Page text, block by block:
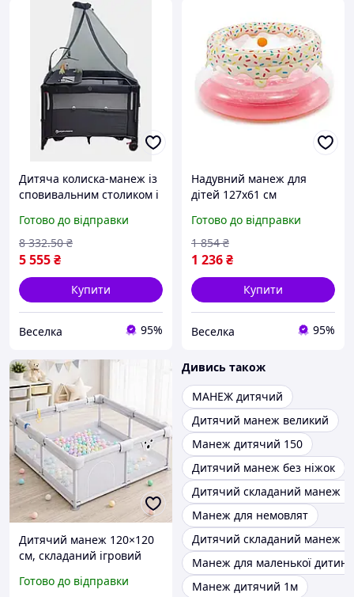
Дитяча колиска-манеж із
сповивальним столиком і
та ігор до 3 років FLAME
Готово до відправки
5 555₴
8 332.50 ₴
Купити
Веселка 95%
Надувний манеж для
дітей 127х61 см
простір для малюків із
прозорими стінками
FLAME
Готово до відправки
1 236₴
1 854 ₴
Купити
Веселка 95%
Дитячий манеж 120×120
см, складаний ігровий
сітчастими стінками
Готово до відправки
Дивись також
МАНЕЖ дитячий
Дитячий манеж великий
Манеж дитячий 150
Дитячий манеж без ніжок
Дитячий складаний манеж
Манеж для немовлят
Дитячий складаний манеж
Манеж для маленької дитини
Манеж дитячий 1м